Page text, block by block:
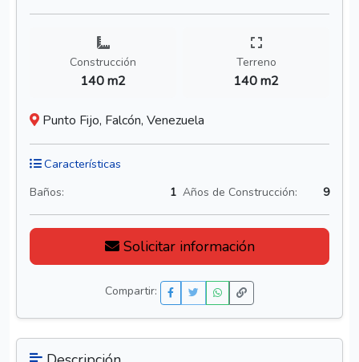
Construcción
140 m2
Terreno
140 m2
Punto Fijo, Falcón, Venezuela
Características
Baños: 1 Años de Construcción: 9
Solicitar información
Compartir: